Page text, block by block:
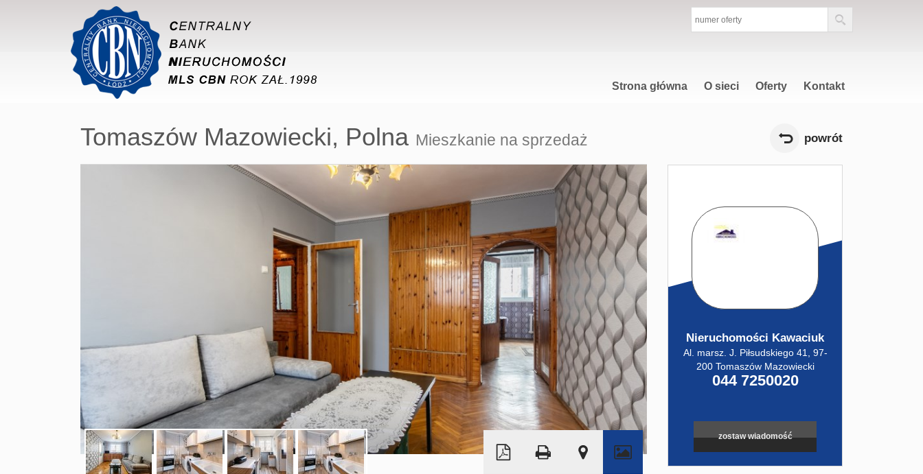
Strona główna O sieci Oferty Kontakt
Tomaszów Mazowiecki, Polna Mieszkanie na sprzedaż powrót
©OpenStreetMap contributors
Nieruchomości Kawaciuk
Al. marsz. J. Piłsudskiego 41, 97-
200 Tomaszów Mazowiecki
044 7250020
zostaw wiadomość